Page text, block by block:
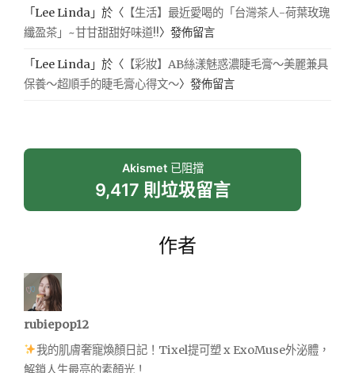
「Lee Linda 」於〈 【生活】最近愛喝的「台灣茶人-荷葉玫瑰
纖盈茶」~甘甘甜甜好味道!!〉發佈留言
「Lee Linda 」於〈 【彩妝】AB絲漾魅惑濃睫毛膏～美麗兼具
保養～超順手的睫毛膏心得文～〉發佈留言
Akismet已阻擋
9,417 則垃圾留言
作者
rubiepop12
我的肌膚奢寵煥顏日記！Tixel提可塑 x ExoMuse外泌體，
解鎖人生最亮的素顏光！